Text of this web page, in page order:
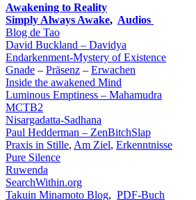
Awakening to Reality
Simply Always Awake, Audios
Blog de Tao
David Buckland – Davidya
Endarkenment-Mystery of Existence
Gnade – Präsenz – Erwachen
Inside the awakened Mind
Luminous Emptiness – Mahamudra
MCTB2
Nisargadatta-Sadhana
Paul Hedderman – ZenBitchSlap
Praxis in Stille, Am Ziel, Erkenntnisse
Pure Silence
Ruwenda
SearchWithin.org
Takuin Minamoto Blog, PDF-Buch